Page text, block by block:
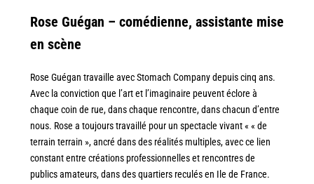
Rose Guégan – comédienne, assistante mise
en scène
Rose Guégan travaille avec Stomach Company depuis cinq ans.
Avec la conviction que l’art et l’imaginaire peuvent éclore à
chaque coin de rue, dans chaque rencontre, dans chacun d’entre
nous. Rose a toujours travaillé pour un spectacle vivant « « de
terrain terrain », ancré dans des réalités multiples, avec ce lien
constant entre créations professionnelles et rencontres de
publics amateurs, dans des quartiers reculés en Ile de France.